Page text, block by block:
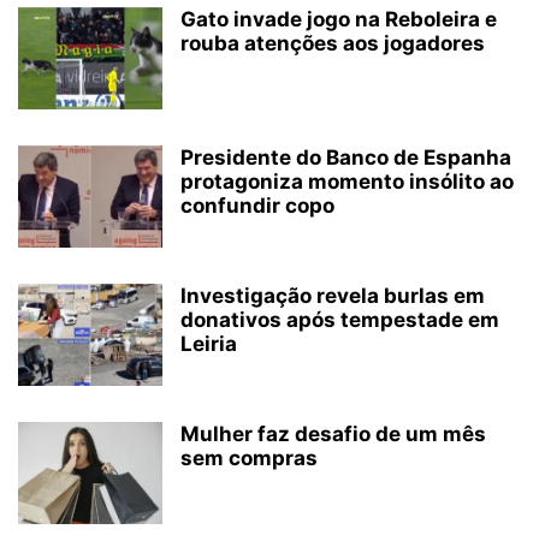
Gato invade jogo na Reboleira e
rouba atenções aos jogadores
Presidente do Banco de Espanha
protagoniza momento insólito ao
confundir copo
Investigação revela burlas em
donativos após tempestade em
Leiria
Mulher faz desafio de um mês
sem compras